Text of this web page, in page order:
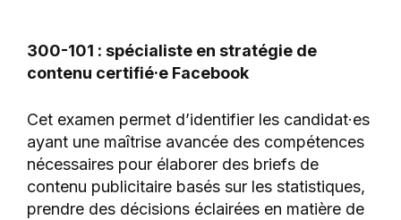
300-101 : spécialiste en stratégie de
contenu certifié·e Facebook
Cet examen permet d’identifier les candidat·es
ayant une maîtrise avancée des compétences
nécessaires pour élaborer des briefs de
contenu publicitaire basés sur les statistiques,
prendre des décisions éclairées en matière de